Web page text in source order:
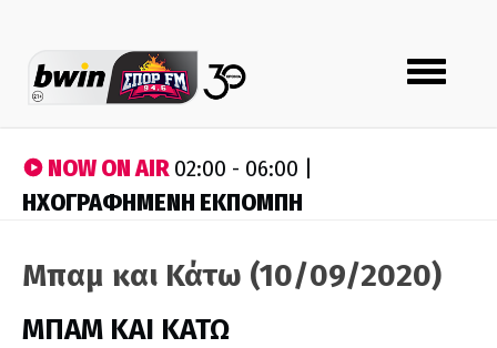
Toggle
navigation
NOW ON AIR02:00 - 06:00 |
ΗΧΟΓΡΑΦΗΜΕΝΗ ΕΚΠΟΜΠΗ
Μπαμ και Κάτω (10/09/2020)
ΜΠΑΜ ΚΑΙ ΚΑΤΩ